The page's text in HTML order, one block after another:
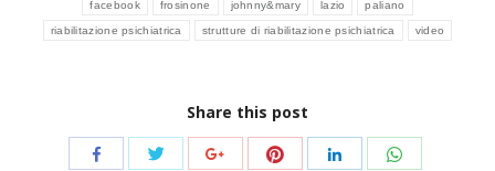
facebook frosinone johnny&mary lazio paliano
riabilitazione psichiatrica strutture di riabilitazione psichiatrica video
Share this post
Share
Share